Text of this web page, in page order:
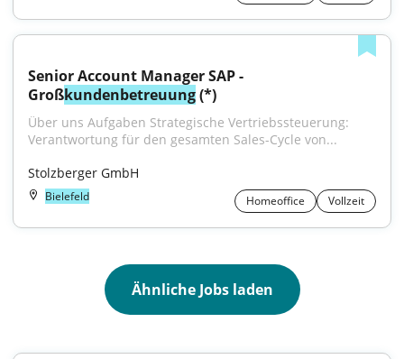
Senior Account Manager SAP -
Großkundenbetreuung (*)
Über uns Aufgaben Strategische Vertriebssteuerung:
Verantwortung für den gesamten Sales-Cycle von...
Stolzberger GmbH
Bielefeld Homeoffice Vollzeit
Ähnliche Jobs laden